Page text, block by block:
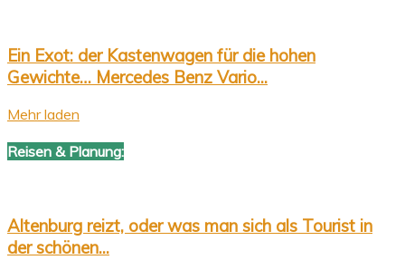
Ein Exot: der Kastenwagen für die hohen
Gewichte… Mercedes Benz Vario...
Mehr laden
Reisen & Planung:
Altenburg reizt, oder was man sich als Tourist in
der schönen...